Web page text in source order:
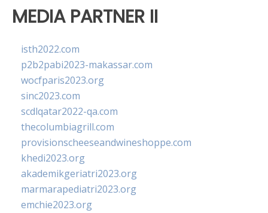
MEDIA PARTNER II
isth2022.com
p2b2pabi2023-makassar.com
wocfparis2023.org
sinc2023.com
scdlqatar2022-qa.com
thecolumbiagrill.com
provisionscheeseandwineshoppe.com
khedi2023.org
akademikgeriatri2023.org
marmarapediatri2023.org
emchie2023.org